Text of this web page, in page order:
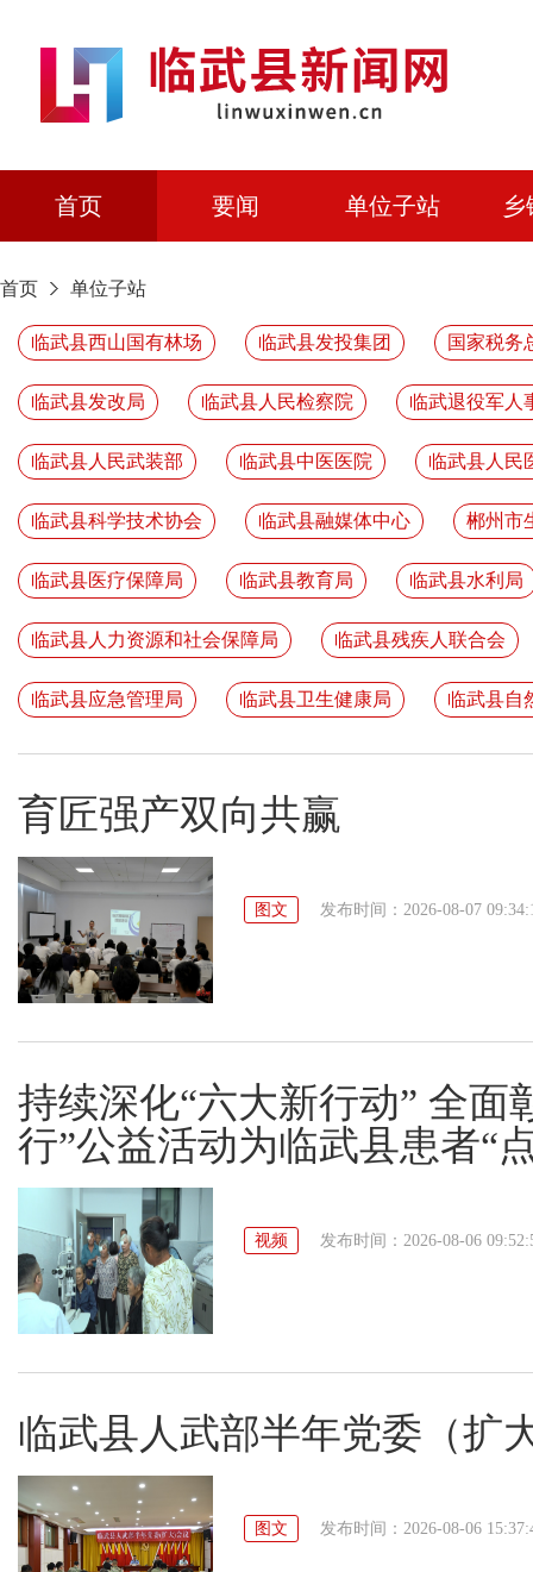
首页 要闻 单位子站
首页 单位子站
临武县西山国有林场 临武县发投集团 国家税务
临武县发改局 临武县人民检察院 临武退役军人
临武县人民武装部 临武县中医医院 临武县人民
临武县科学技术协会 临武县融媒体中心 郴州市
临武县医疗保障局 临武县教育局 临武县水利局
临武县人力资源和社会保障局 临武县残疾人联合会
临武县应急管理局 临武县卫生健康局 临武县自
育匠强产双向共赢
图文 发布时间：2026-08-07
持续深化“六大新行动” 全面
行”公益活动为临武县患者“
视频 发布时间：2026-08-06
临武县人武部半年党委（扩
图文 发布时间：2026-08-06